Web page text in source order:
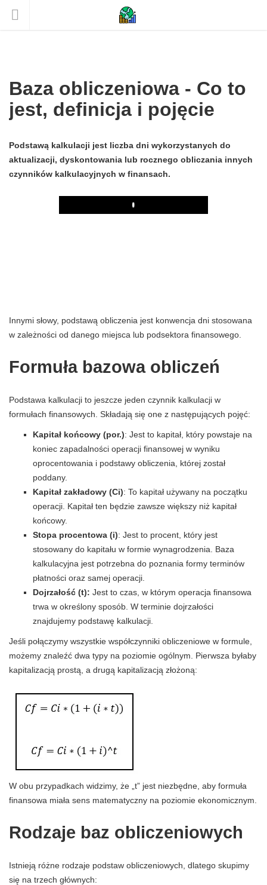
Baza obliczeniowa - Co to
jest, definicja i pojęcie
Podstawą kalkulacji jest liczba dni wykorzystanych do
aktualizacji, dyskontowania lub rocznego obliczania innych
czynników kalkulacyjnych w finansach.
Play
Innymi słowy, podstawą obliczenia jest konwencja dni stosowana
w zależności od danego miejsca lub podsektora finansowego.
Formuła bazowa obliczeń
Podstawa kalkulacji to jeszcze jeden czynnik kalkulacji w
formułach finansowych. Składają się one z następujących pojęć:
Kapitał końcowy (por.): Jest to kapitał, który powstaje na
koniec zapadalności operacji finansowej w wyniku
oprocentowania i podstawy obliczenia, której został
poddany.
Kapitał zakładowy (Ci): To kapitał używany na początku
operacji. Kapitał ten będzie zawsze większy niż kapitał
końcowy.
Stopa procentowa (i): Jest to procent, który jest
stosowany do kapitału w formie wynagrodzenia. Baza
kalkulacyjna jest potrzebna do poznania formy terminów
płatności oraz samej operacji.
Dojrzałość (t): Jest to czas, w którym operacja finansowa
trwa w określony sposób. W terminie dojrzałości
znajdujemy podstawę kalkulacji.
Jeśli połączymy wszystkie współczynniki obliczeniowe w formule,
możemy znaleźć dwa typy na poziomie ogólnym. Pierwsza byłaby
kapitalizacją prostą, a drugą kapitalizacją złożoną:
W obu przypadkach widzimy, że „t” jest niezbędne, aby formuła
finansowa miała sens matematyczny na poziomie ekonomicznym.
Rodzaje baz obliczeniowych
Istnieją różne rodzaje podstaw obliczeniowych, dlatego skupimy
się na trzech głównych: